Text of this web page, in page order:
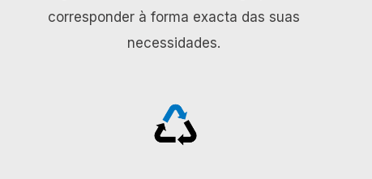
corresponder à forma exacta das suas
necessidades.